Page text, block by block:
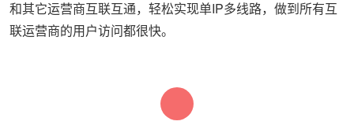
和其它运营商互联互通，轻松实现单IP多线路，做到所有互
联运营商的用户访问都很快。